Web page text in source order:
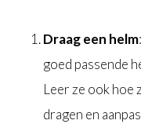
Draag een helm
goed passende
Leer ze ook hoe
dragen en